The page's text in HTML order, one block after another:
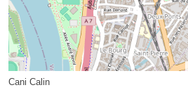
Cani Calin